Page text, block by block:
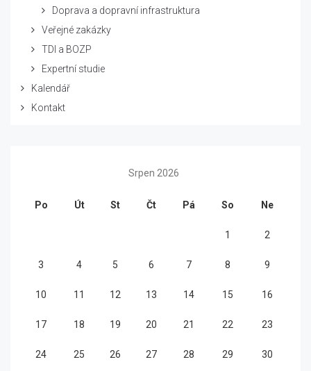
Doprava a dopravní infrastruktura
Veřejné zakázky
TDI a BOZP
Expertní studie
Kalendář
Kontakt
Srpen 2026
Po Út St Čt Pá So Ne
1 2
3 4 5 6 7 8 9
10 11 12 13 14 15 16
17 18 19 20 21 22 23
24 25 26 27 28 29 30